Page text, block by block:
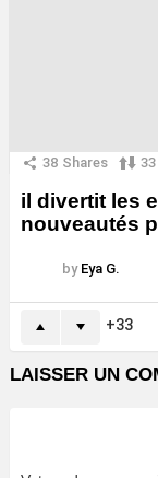
38 Shares 33
il divertit les
nouveautés
by Eya G.
33
LAISSER UN